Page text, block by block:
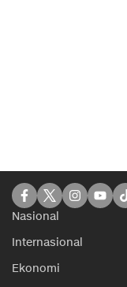
Nasional
Internasional
Ekonomi